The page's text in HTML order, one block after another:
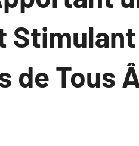
de Tous